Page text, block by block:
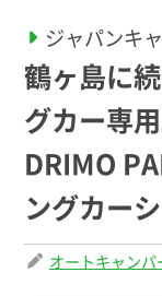
キャン
パー）
ジャパンキ
鶴ヶ島に
グカー専
DRIMO
ングカー
オートキャンパ